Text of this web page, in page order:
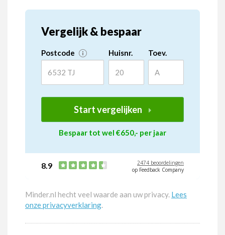
Vergelijk & bespaar
Postcode Huisnr. Toev.
Start vergelijken
Bespaar tot wel €650,- per jaar
8.9
2474 beoordelingen
op Feedback Company
Minder.nl hecht veel waarde aan uw privacy. Lees
onze privacyverklaring.